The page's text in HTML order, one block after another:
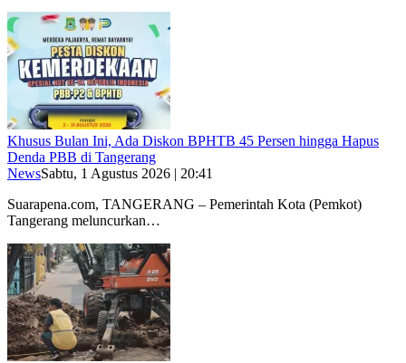
Khusus Bulan Ini, Ada Diskon BPHTB 45 Persen hingga Hapus
Denda PBB di Tangerang
NewsSabtu, 1 Agustus 2026 | 20:41
Suarapena.com, TANGERANG – Pemerintah Kota (Pemkot)
Tangerang meluncurkan…